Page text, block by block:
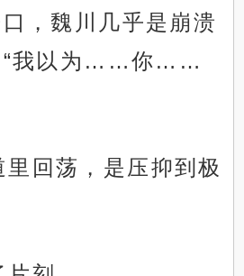
，魏川几乎是崩溃
“我以为……你……
里回荡，是压抑到极